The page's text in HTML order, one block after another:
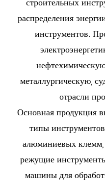
распределения
инструментов.
металлургическую,
отрасли
Основная продукция
типы
алюминиевых клемм,
режущие
машины для